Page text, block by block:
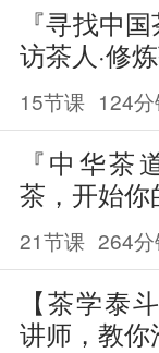
『寻找中
访茶人·修
15节课 124
『中华茶
茶，开始
21节课 264分
【茶学泰
讲师，教